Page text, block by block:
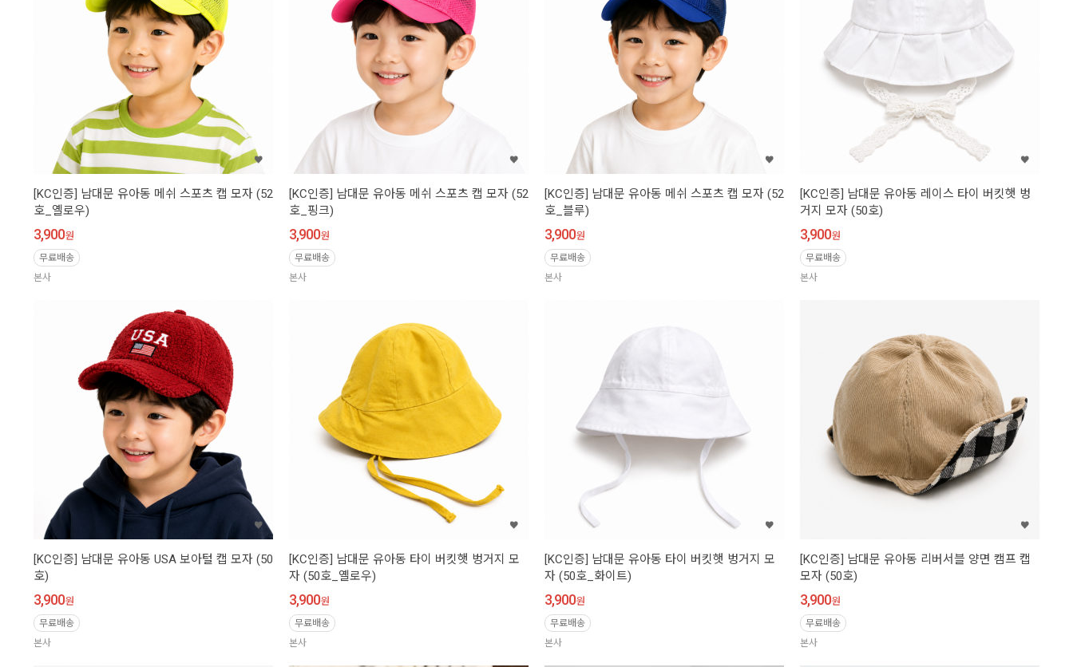
[KC인증] 남대문 유아동 메쉬 스포츠 캡 모자 (52
호_옐로우)
3,900원
무료배송
본사
[KC인증] 남대문 유아동 메쉬 스포츠 캡 모자 (52
호_핑크)
3,900원
무료배송
본사
[KC인증] 남대문 유아동 메쉬 스포츠 캡 모자 (52
호_블루)
3,900원
무료배송
본사
[KC인증] 남대문 유아동 레이스 타이 버킷햇 벙
거지 모자 (50호)
3,900원
무료배송
본사
[KC인증] 남대문 유아동 USA 보아털 캡 모자 (50
호)
3,900원
무료배송
본사
[KC인증] 남대문 유아동 타이 버킷햇 벙거지 모
자 (50호_옐로우)
3,900원
무료배송
본사
[KC인증] 남대문 유아동 타이 버킷햇 벙거지 모
자 (50호_화이트)
3,900원
무료배송
본사
[KC인증] 남대문 유아동 리버서블 양면 캠프 캡
모자 (50호)
3,900원
무료배송
본사